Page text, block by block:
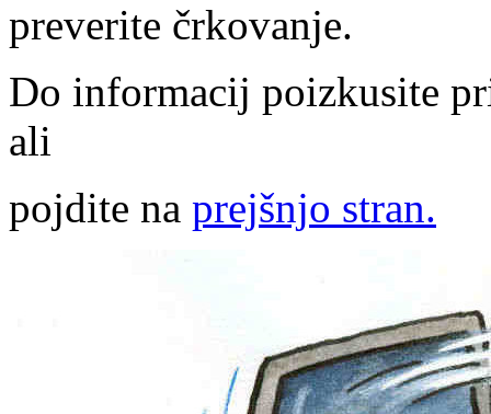
preverite črkovanje.
Do informacij poizkusite
ali
pojdite na prejšnjo stran.